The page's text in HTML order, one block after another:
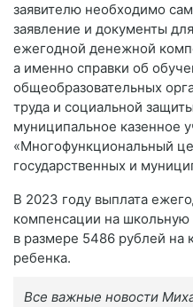
заявителю необходимо
заявление и документы
ежегодной денежной
а именно справки об
общеобразовательных
труда и социальной
муниципальное казенное
«Многофункциональный
государственных и
В 2023 году выплата
компенсации на школьную
в размере 5486 рублей на
ребенка.
Все важные новости